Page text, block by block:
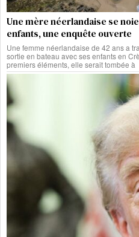
Une mère néerlandaise se
enfants, une enquête ouverte
Une femme néerlandaise de 42 ans a
sortie en bateau avec ses enfants en
premiers éléments, elle serait tombée à